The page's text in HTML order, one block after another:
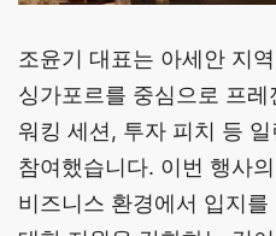
조윤기 대표는 아세안 지
싱가포르를 중심으로 프
워킹 세션, 투자 피치 등
참여했습니다. 이번 행사
비즈니스 환경에서 입지